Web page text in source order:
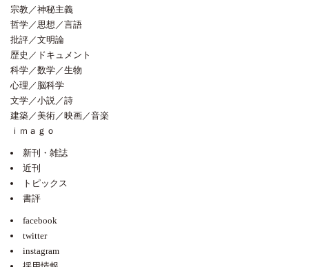
宗教／神秘主義
哲学／思想／言語
批評／文明論
歴史／ドキュメント
科学／数学／生物
心理／脳科学
文学／小説／詩
建築／美術／映画／音楽
ｉｍａｇｏ
新刊・雑誌
近刊
トピックス
書評
facebook
twitter
instagram